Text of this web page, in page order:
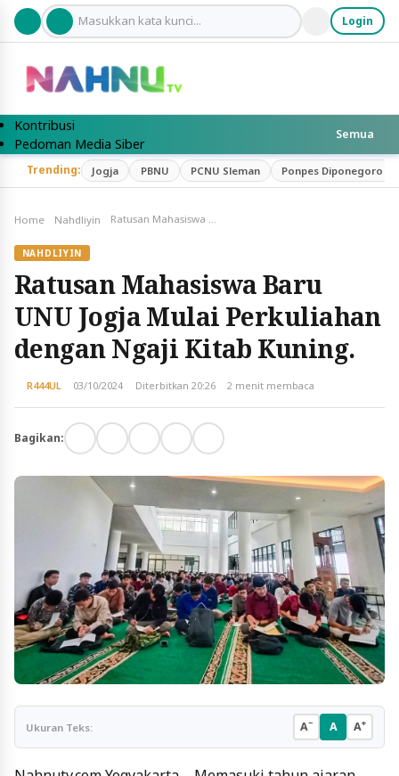
Login
Al-Qur’an
Jadwal Sholat
Kontribusi
Pedoman Media Siber
Profil
Semua
Trending: Jogja PBNU PCNU Sleman Ponpes Diponegoro
Home Nahdliyin
NAHDLIYIN
Ratusan Mahasiswa Baru
UNU Jogja Mulai Perkuliahan
dengan Ngaji Kitab Kuning.
R444UL 03/10/2024 Diterbitkan 20:26 2 menit membaca
Bagikan:
Ukuran Teks: A− A A+